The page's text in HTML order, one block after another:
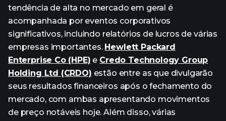
tendência de alta no mercado em geral é
acompanhada por eventos corporativos
significativos, incluindo relatórios de lucros de várias
empresas importantes. Hewlett Packard
Enterprise Co (HPE) e Credo Technology Group
Holding Ltd (CRDO) estão entre as que divulgarão
seus resultados financeiros após o fechamento do
mercado, com ambas apresentando movimentos
de preço notáveis hoje. Além disso, várias